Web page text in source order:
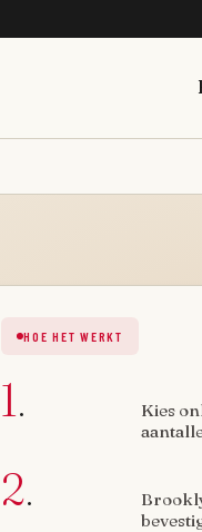
HOE HET WERKT
1.
Kies
2.